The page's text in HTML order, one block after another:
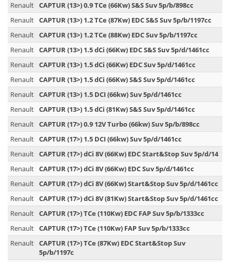
Renault CAPTUR (13>) 0.9 TCe (66Kw) S&S Suv 5p/b/898cc
Renault CAPTUR (13>) 1.2 TCe (87Kw) EDC S&S Suv 5p/b/1197cc
Renault CAPTUR (13>) 1.2 TCe (88Kw) EDC Suv 5p/b/1197cc
Renault CAPTUR (13>) 1.5 dCi (66Kw) EDC S&S Suv 5p/d/1461cc
Renault CAPTUR (13>) 1.5 dCi (66Kw) EDC Suv 5p/d/1461cc
Renault CAPTUR (13>) 1.5 dCi (66Kw) S&S Suv 5p/d/1461cc
Renault CAPTUR (13>) 1.5 DCI (66kw) Suv 5p/d/1461cc
Renault CAPTUR (13>) 1.5 dCi (81Kw) S&S Suv 5p/d/1461cc
Renault CAPTUR (17>) 0.9 12V Turbo (66kw) Suv 5p/b/898cc
Renault CAPTUR (17>) 1.5 DCI (66kw) Suv 5p/d/1461cc
Renault CAPTUR (17>) dCi 8V (66Kw) EDC Start&Stop Suv 5p/d/14
Renault CAPTUR (17>) dCi 8V (66Kw) EDC Suv 5p/d/1461cc
Renault CAPTUR (17>) dCi 8V (66Kw) Start&Stop Suv 5p/d/1461cc
Renault CAPTUR (17>) dCi 8V (81Kw) Start&Stop Suv 5p/d/1461cc
Renault CAPTUR (17>) TCe (110Kw) EDC FAP Suv 5p/b/1333cc
Renault CAPTUR (17>) TCe (110Kw) FAP Suv 5p/b/1333cc
Renault CAPTUR (17>) TCe (87Kw) EDC Start&Stop Suv
5p/b/1197c